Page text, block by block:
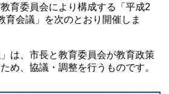
育委員会により構成する「平成2
育会議」を次のとおり開催しま
は、市長と教育委員会が教育政策
め、協議・調整を行うものです。